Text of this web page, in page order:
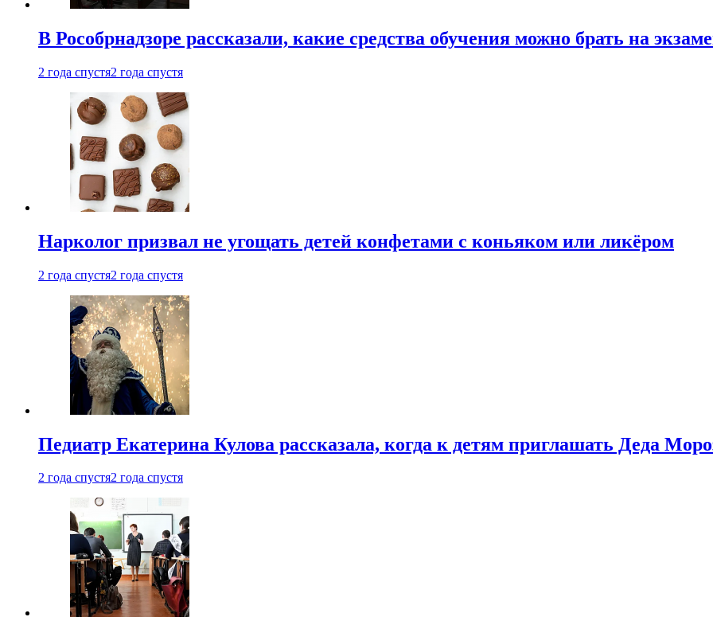
В Рособрнадзоре рассказали, какие средства обучения можно брать на
2 года спустя2 года спустя
Нарколог призвал не угощать детей конфетами с коньяком или ликёром
2 года спустя2 года спустя
Педиатр Екатерина Кулова рассказала, когда к детям приглашать Деда
2 года спустя2 года спустя